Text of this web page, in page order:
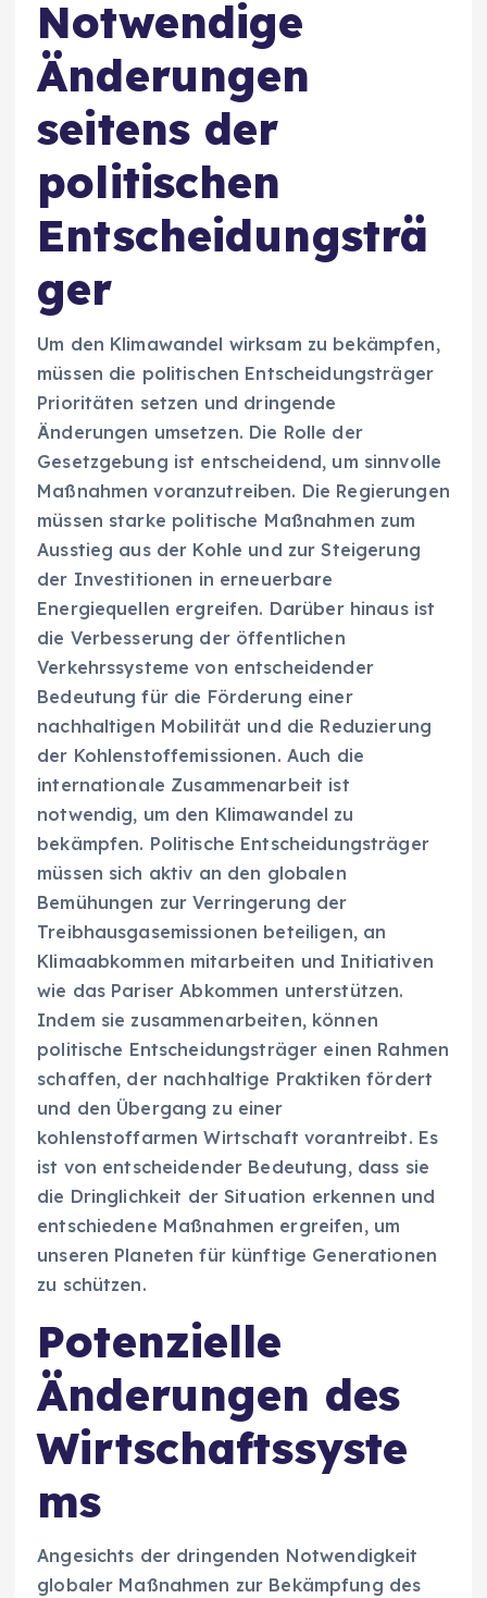
Notwendige
Änderungen
seitens der
politischen
Entscheidungsträ
ger
Um den Klimawandel wirksam zu bekämpfen,
müssen die politischen Entscheidungsträger
Prioritäten setzen und dringende
Änderungen umsetzen. Die Rolle der
Gesetzgebung ist entscheidend, um sinnvolle
Maßnahmen voranzutreiben. Die Regierungen
müssen starke politische Maßnahmen zum
Ausstieg aus der Kohle und zur Steigerung
der Investitionen in erneuerbare
Energiequellen ergreifen. Darüber hinaus ist
die Verbesserung der öffentlichen
Verkehrssysteme von entscheidender
Bedeutung für die Förderung einer
nachhaltigen Mobilität und die Reduzierung
der Kohlenstoffemissionen. Auch die
internationale Zusammenarbeit ist
notwendig, um den Klimawandel zu
bekämpfen. Politische Entscheidungsträger
müssen sich aktiv an den globalen
Bemühungen zur Verringerung der
Treibhausgasemissionen beteiligen, an
Klimaabkommen mitarbeiten und Initiativen
wie das Pariser Abkommen unterstützen.
Indem sie zusammenarbeiten, können
politische Entscheidungsträger einen Rahmen
schaffen, der nachhaltige Praktiken fördert
und den Übergang zu einer
kohlenstoffarmen Wirtschaft vorantreibt. Es
ist von entscheidender Bedeutung, dass sie
die Dringlichkeit der Situation erkennen und
entschiedene Maßnahmen ergreifen, um
unseren Planeten für künftige Generationen
zu schützen.
Potenzielle
Änderungen des
Wirtschaftssyste
ms
Angesichts der dringenden Notwendigkeit
globaler Maßnahmen zur Bekämpfung des